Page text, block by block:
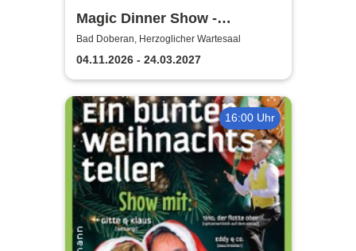
Magic Dinner Show -
Exklusive
Erlebnisgastronomie | Seit 14
Jahren & über 500 Magic
Dinner Shows
Bad Doberan, Herzoglicher Wartesaal
04.11.2026 - 24.03.2027
16:00 Uhr